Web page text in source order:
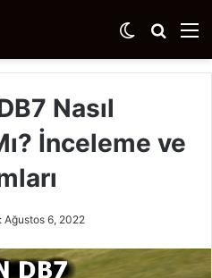
Arama
yap
Dış
görünümü
Nasıl
İnceleme ve
Ağustos 6, 2022